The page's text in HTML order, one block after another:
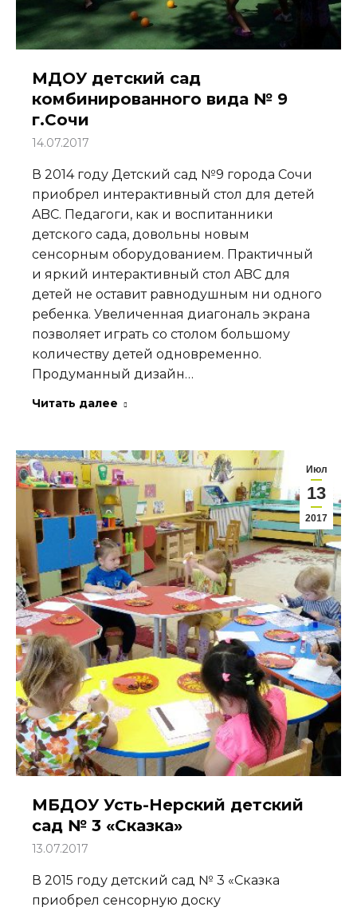
МДОУ детский сад
комбинированного вида № 9
г.Сочи
14.07.2017
В 2014 году Детский сад №9 города Сочи
приобрел интерактивный стол для детей
ABC. Педагоги, как и воспитанники
детского сада, довольны новым
сенсорным оборудованием. Практичный
и яркий интерактивный стол ABC для
детей не оставит равнодушным ни одного
ребенка. Увеличенная диагональ экрана
позволяет играть со столом большому
количеству детей одновременно.
Продуманный дизайн…
Читать далее
Июл
13
2017
МБДОУ Усть-Нерский детский
сад № 3 «Сказка»
13.07.2017
В 2015 году детский сад № 3 «Сказка
приобрел сенсорную доску